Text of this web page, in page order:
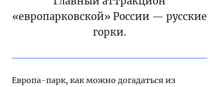
«европарковской» России — русские
горки.
Европа-парк, как можно догадаться из